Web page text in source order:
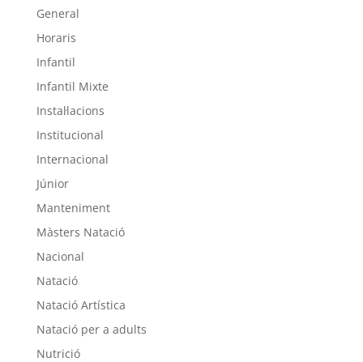
General
Horaris
Infantil
Infantil Mixte
Instal·lacions
Institucional
Internacional
Júnior
Manteniment
Màsters Natació
Nacional
Natació
Natació Artística
Natació per a adults
Nutrició